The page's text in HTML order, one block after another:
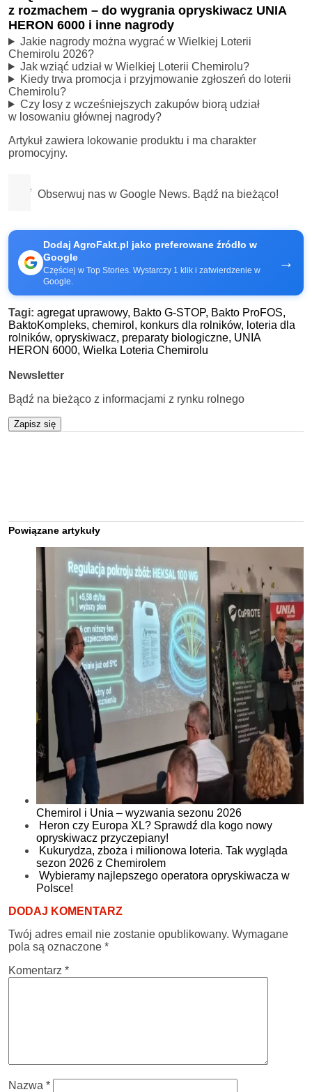
z rozmachem – do wygrania opryskiwacz UNIA
HERON 6000 i inne nagrody
Jakie nagrody można wygrać w Wielkiej Loterii
Chemirolu 2026?
Jak wziąć udział w Wielkiej Loterii Chemirolu?
Kiedy trwa promocja i przyjmowanie zgłoszeń do loterii
Chemirolu?
Czy losy z wcześniejszych zakupów biorą udział
w losowaniu głównej nagrody?
Artykuł zawiera lokowanie produktu i ma charakter
promocyjny.
Obserwuj nas w Google News. Bądź na bieżąco!
Dodaj AgroFakt.pl jako preferowane źródło w
Google
Częściej w Top Stories. Wystarczy 1 klik i zatwierdzenie w
Google.
→
Tagi: agregat uprawowy, Bakto G-STOP, Bakto ProFOS,
BaktoKompleks, chemirol, konkurs dla rolników, loteria dla
rolników, opryskiwacz, preparaty biologiczne, UNIA
HERON 6000, Wielka Loteria Chemirolu
Newsletter
Bądź na bieżąco z informacjami z rynku rolnego
Zapisz się
Powiązane artykuły
Chemirol i Unia – wyzwania sezonu 2026
Heron czy Europa XL? Sprawdź dla kogo nowy
opryskiwacz przyczepiany!
Kukurydza, zboża i milionowa loteria. Tak wygląda
sezon 2026 z Chemirolem
Wybieramy najlepszego operatora opryskiwacza w
Polsce!
DODAJ KOMENTARZ
Twój adres email nie zostanie opublikowany. Wymagane
pola są oznaczone *
Komentarz *
Nazwa *